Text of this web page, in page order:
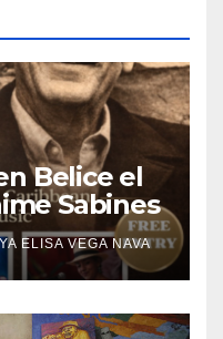
Belice el
Sabines
ELISA VEGA NAVA